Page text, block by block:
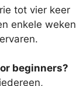
tot vier keer
enkele weken
beginners?